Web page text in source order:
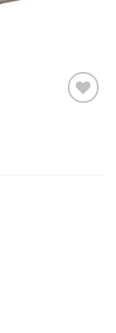
verlanglijst